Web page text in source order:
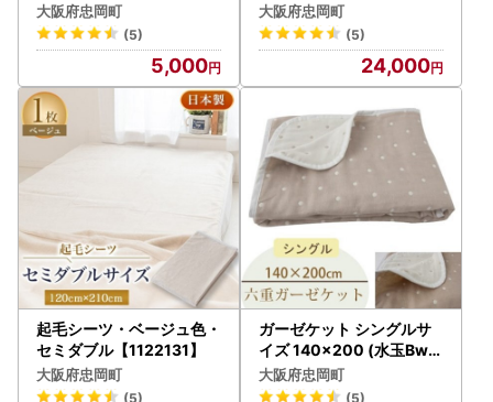
大阪府忠岡町
(5)
5,000
大阪府忠岡町
(5)
24,000
起毛シーツ・ベージュ色・
セミダブル【1122131】
大阪府忠岡町
(5)
ガーゼケット シングルサ
イズ 140×200 (水玉Bw)
【1340115】
大阪府忠岡町
(5)